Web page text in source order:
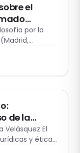
el
por la
de la
World:
Velásquez El
y éticas